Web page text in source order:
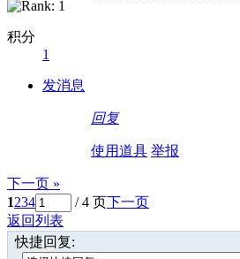
积分
1
发消息
回复
使用道具 举报
下一页 »
1234 / 4 页下一页
返回列表
快捷回复: